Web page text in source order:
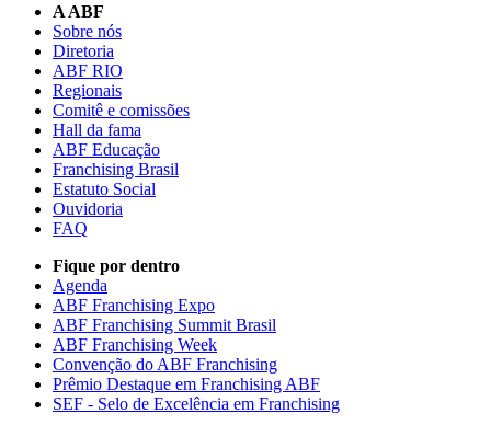
A ABF
Sobre nós
Diretoria
ABF RIO
Regionais
Comitê e comissões
Hall da fama
ABF Educação
Franchising Brasil
Estatuto Social
Ouvidoria
FAQ
Fique por dentro
Agenda
ABF Franchising Expo
ABF Franchising Summit Brasil
ABF Franchising Week
Convenção do ABF Franchising
Prêmio Destaque em Franchising ABF
SEF - Selo de Excelência em Franchising